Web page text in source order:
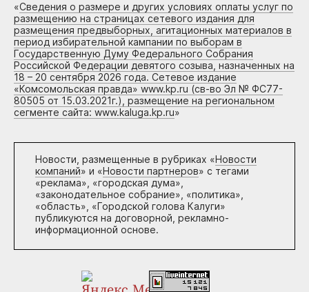
«Сведения о размере и других условиях оплаты услуг по
размещению на страницах сетевого издания для
размещения предвыборных, агитационных материалов в
период избирательной кампании по выборам в
Государственную Думу Федерального Собрания
Российской Федерации девятого созыва, назначенных на
18 – 20 сентября 2026 года. Сетевое издание
«Комсомольская правда» www.kp.ru (св-во Эл № ФС77-
80505 от 15.03.2021г.), размещение на региональном
сегменте сайта: www.kaluga.kp.ru»
Новости, размещенные в рубриках «Новости
компаний» и «Новости партнеров» с тегами
«реклама», «городская дума»,
«законодательное собрание», «политика»,
«область», «Городской голова Калуги»
публикуются на договорной, рекламно-
информационной основе.